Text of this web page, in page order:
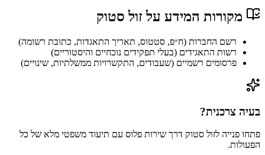
מקורות המידע על זול סטוק
רשם החברות (ח״פ, סטטוס, תאריך התאגדות, כתובת רשומה)
רשות התאגידים (בעלי תפקידים נוכחיים והיסטוריים)
פרסומים רשמיים (שעבודים, התקשרויות ממשלתיות, שינויים)
בעיה צרכנית?
פתחו פנייה לזול סטוק דרך שירות פלוס עם תיעוד משפטי מלא של כל
הפעולות.